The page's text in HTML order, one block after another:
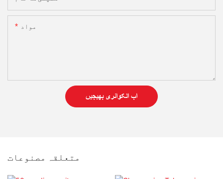
مواد
اب انکوائری بھیجیں
متعلقہ مصنوعات